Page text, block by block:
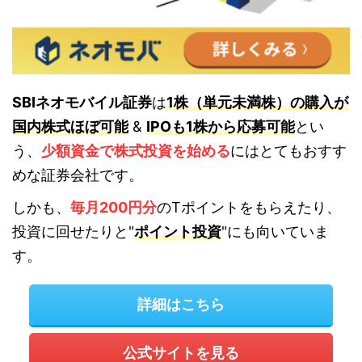
SBIネオモバイル証券は1株（単元未満株）の購入が
国内株式ほぼ可能& IPOも1株から応募可能とい
う、 少額資金で株式投資を始めるにはとてもおすす
めな証券会社です。
しかも、 毎月200円分のTポイントをもらえたり、
投資に回せたりと"ポイント投資"にも向いていま
す。
詳細はこちら
公式サイトを見る